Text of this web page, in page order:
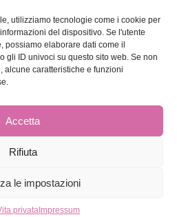
utilizziamo tecnologie come i cookie per
del dispositivo. Se l'utente
possiamo elaborare dati come il
gli ID univoci su questo sito web. Se non
alcune caratteristiche e funzioni
Accetta
Rifiuta
le impostazioni
privata Impressum
impronta